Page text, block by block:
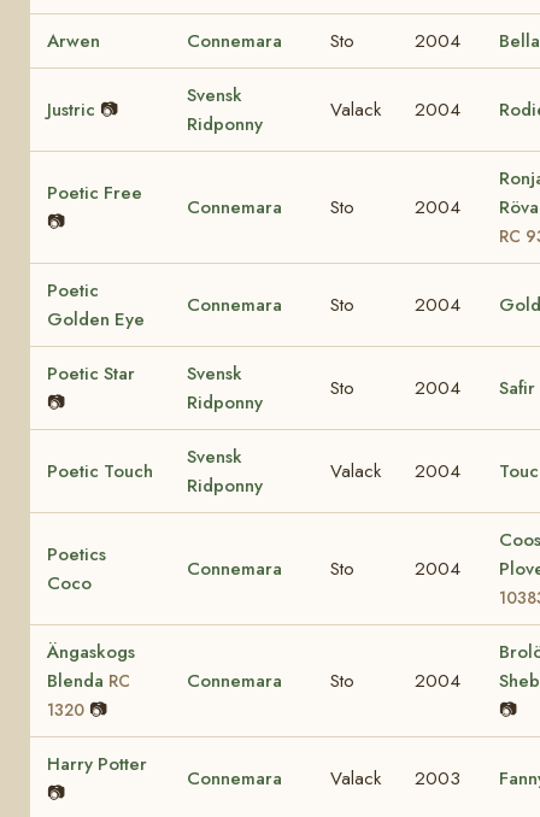
Arwen Connemara Sto 2004
Justric 📷
Svensk
Ridponny
Valack 2004
Poetic Free
📷
Connemara Sto 2004
RC
Poetic
Golden Eye
Connemara Sto 2004
Poetic Star
📷
Svensk
Ridponny
Sto 2004 Safir
Poetic Touch
Svensk
Ridponny
Valack 2004
Poetics
Coco
Connemara Sto 2004
Ängaskogs
Blenda RC
1320 📷
Connemara Sto 2004
📷
Harry Potter
📷
Connemara Valack 2003